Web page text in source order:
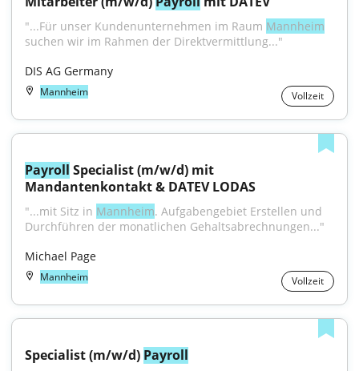
"...Für unser Kundenunternehmen im Raum Mannheim
suchen wir im Rahmen der Direktvermittlung..."
DIS AG Germany
Mannheim Vollzeit
Payroll Specialist (m/w/d) mit
Mandantenkontakt & DATEV LODAS
"...mit Sitz in Mannheim. Aufgabengebiet Erstellen und
Durchführen der monatlichen Gehaltsabrechnungen..."
Michael Page
Mannheim Vollzeit
Specialist (m/w/d) Payroll